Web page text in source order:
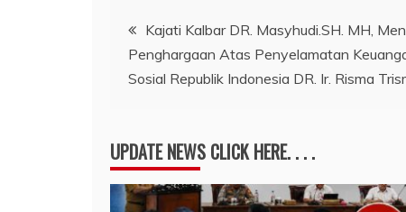
Navigasi
pos
Kajati Kalbar DR. Masyhudi.SH. MH,
Penghargaan Atas Penyelamatan
Sosial Republik Indonesia DR. Ir. Risma
UPDATE NEWS CLICK HERE. . . .